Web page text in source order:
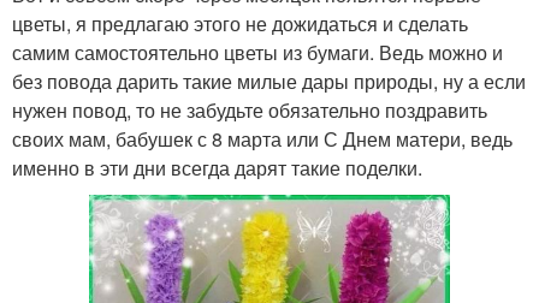
цветы, я предлагаю этого не дожидаться и сделать
самим самостоятельно цветы из бумаги. Ведь можно и
без повода дарить такие милые дары природы, ну а если
нужен повод, то не забудьте обязательно поздравить
своих мам, бабушек с 8 марта или С Днем матери, ведь
именно в эти дни всегда дарят такие поделки.